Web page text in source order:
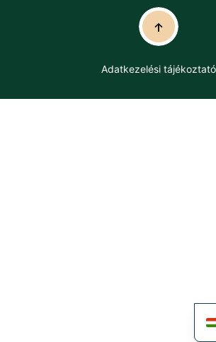
Adatkezelési tájékoztató